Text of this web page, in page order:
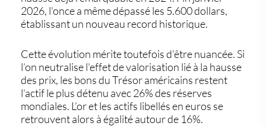
2026, l’once a même dépassé les 5.600 dollars,
établissant un nouveau record historique.
Cette évolution mérite toutefois d’être nuancée. Si
l’on neutralise l’effet de valorisation lié à la hausse
des prix, les bons du Trésor américains restent
l’actif le plus détenu avec 26% des réserves
mondiales. L’or et les actifs libellés en euros se
retrouvent alors à égalité autour de 16%.